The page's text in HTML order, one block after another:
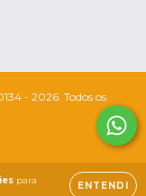
para
ENTENDI
- 2026. Todos os